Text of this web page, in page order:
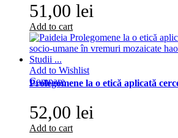
51,00 lei
Add to cart
Add to Wishlist
Compare
Prolegomene la o etică aplicată
52,00 lei
Add to cart